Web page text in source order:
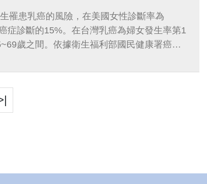
罹患乳癌的風險，在美國女性診斷率為
症診斷的15%。在台灣乳癌為婦女發生率第1
歲之間。依據衛生福利部國民健康署癌症